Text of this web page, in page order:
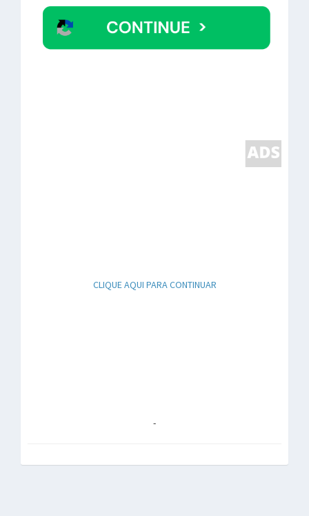
CLIQUE AQUI PARA CONTINUAR
-